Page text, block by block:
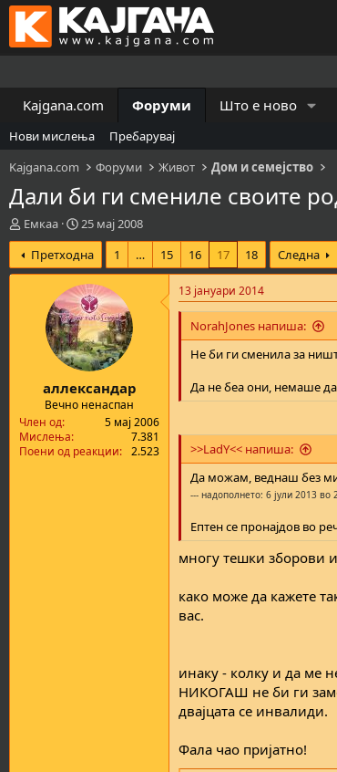
Kajgana.com Форуми Што е ново
Нови мислења
Пребарувај
Kajgana.com
Форуми Живот Дом и семејство
Дали би ги смениле своите
К
р
е
а
а
т
а
Емкаа
В
р
е
м
е
н
а
з
а
п
о
ч
в
25 мај 2008
Претходна
1 … 15 16 17 18 Следна
аллександар
Вечно ненаспан
Член од
5 мај 2006
Мислења
7.381
Поени од реакции
2.523
13 јануари 2014
NorahJones напиша:
Не би ги сменила за
Да не беа они, немаше
>>LadY<< напиша:
Да можам, веднаш без
--- надополнето: 6 јули 2013 во
Ептен се пронајдов во
многу тешки зборови
како може да кажете
вас.
инаку - колку и да ме
НИКОГАШ не би ги
двајцата се инвалиди.
Фала чао пријатно!